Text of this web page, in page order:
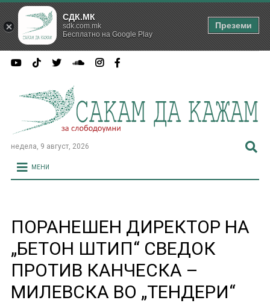
недела, 9 август, 2026
МЕНИ
ПОРАНЕШЕН ДИРЕКТОР НА
„БЕТОН ШТИП“ СВЕДОК
ПРОТИВ КАНЧЕСКА –
МИЛЕВСКА ВО „ТЕНДЕРИ“
СДК.МК
sdk.com.mk
Бесплатно на Google Play
Преземи